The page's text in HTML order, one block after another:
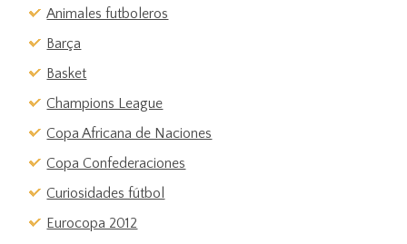
Animales futboleros
Barça
Basket
Champions League
Copa Africana de Naciones
Copa Confederaciones
Curiosidades fútbol
Eurocopa 2012